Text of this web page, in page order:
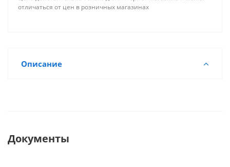
отличаться от цен в розничных магазинах
Описание
Документы